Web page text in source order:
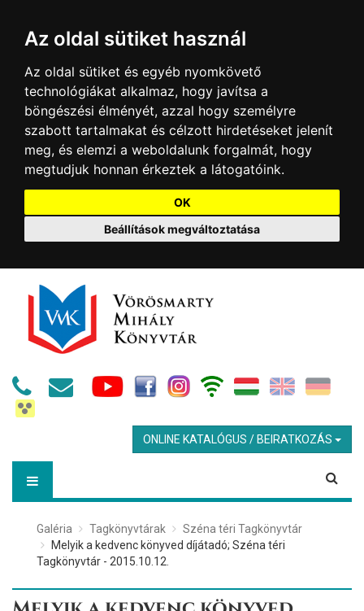
Az oldal sütiket használ
Az oldal sütiket és egyéb nyomkövető
technológiákat alkalmaz, hogy javítsa a
böngészési élményét, azzal hogy személyre
szabott tartalmakat és célzott hirdetéseket jelenít
meg, és elemzi a weboldalunk forgalmát, hogy
megtudjuk honnan érkeztek a látogatóink.
OK
Beállítások megváltoztatása
ONLINE KATALÓGUS / BEIRATKOZÁS
Galéria Tagkönyvtárak
Széna téri Tagkönyvtár
Melyik a kedvenc könyved díjátadó; Széna téri
Tagkönyvtár - 2015.10.12.